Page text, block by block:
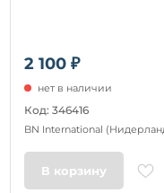
2 100 ₽
нет в наличии
Код: 346416
BN International
В корзину